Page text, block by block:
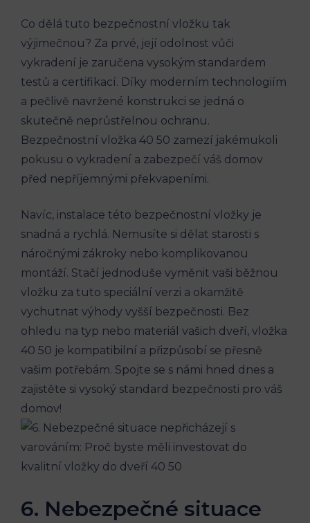
Co dělá tuto bezpečnostní vložku tak
výjimečnou? Za prvé, její odolnost vůči
vykradení je zaručena vysokým standardem
testů a certifikací. Díky moderním technologiím
a pečlivě navržené konstrukci se jedná o
skutečně neprůstřelnou ochranu.
Bezpečnostní vložka 40 50 zamezí jakémukoli
pokusu o vykradení a zabezpečí váš domov
před nepříjemnými překvapeními.
Navíc, instalace této bezpečnostní vložky je
snadná a rychlá. Nemusíte si dělat starosti s
náročnými zákroky nebo komplikovanou
montáží. Stačí jednoduše vyměnit vaši běžnou
vložku za tuto speciální verzi a okamžitě
vychutnat výhody vyšší bezpečnosti. Bez
ohledu na typ nebo materiál vašich dveří, vložka
40 50 je kompatibilní a přizpůsobí se přesně
vašim potřebám. Spojte se s námi hned dnes a
zajistěte si vysoký standard bezpečnosti pro váš
domov!
6. Nebezpečné situace